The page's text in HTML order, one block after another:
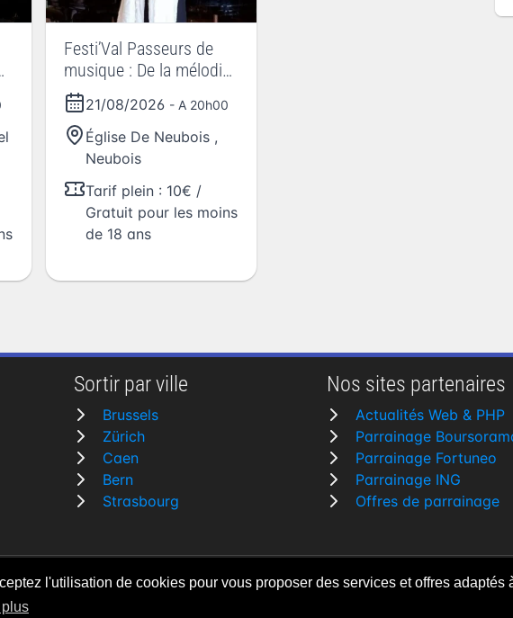
l'utilisation de cookies pour vous proposer des services et offres adaptés
Festi’Val Passeurs de
musique : De la mélodie
française à l’opérette
21/08/2026 - A 20h00
Église De Neubois ,
Neubois
Tarif plein : 10€ /
Gratuit pour les moins
de 18 ans
Sortir par ville
Brussels
Zürich
Caen
Bern
Strasbourg
Nos sites partenaires
Actualités Web & PHP
Parrainage
Parrainage Fortuneo
Parrainage ING
Offres de parrainage
droits réservés Fait avec